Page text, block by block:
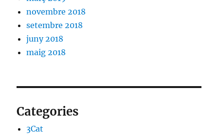
novembre 2018
setembre 2018
juny 2018
maig 2018
Categories
3Cat